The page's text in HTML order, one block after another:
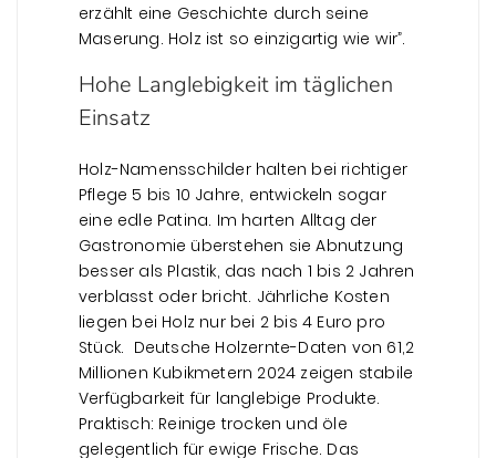
erzählt eine Geschichte durch seine
Maserung. Holz ist so einzigartig wie wir”.
Hohe Langlebigkeit im täglichen
Einsatz
Holz-Namensschilder halten bei richtiger
Pflege 5 bis 10 Jahre, entwickeln sogar
eine edle Patina. Im harten Alltag der
Gastronomie überstehen sie Abnutzung
besser als Plastik, das nach 1 bis 2 Jahren
verblasst oder bricht. Jährliche Kosten
liegen bei Holz nur bei 2 bis 4 Euro pro
Stück. Deutsche Holzernte-Daten von 61,2
Millionen Kubikmetern 2024 zeigen stabile
Verfügbarkeit für langlebige Produkte.
Praktisch: Reinige trocken und öle
gelegentlich für ewige Frische. Das